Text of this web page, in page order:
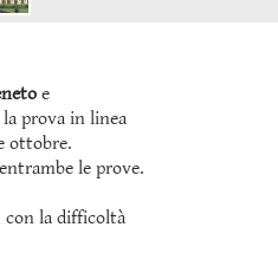
e
la prova in linea
ottobre.
le prove.
con la difficoltà